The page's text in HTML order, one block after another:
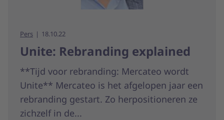
Pers 18.10.22
Unite: Rebranding explained
**Tijd voor rebranding: Mercateo wordt
Unite** Mercateo is het afgelopen jaar een
rebranding gestart. Zo herpositioneren ze
zichzelf in de...